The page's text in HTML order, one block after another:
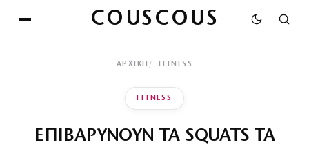
COUSCOUS
ΑΡΧΙΚΉ FITNESS
FITNESS
ΕΠΙΒΑΡΥΝΟΥΝ ΤΑ SQUATS ΤΑ